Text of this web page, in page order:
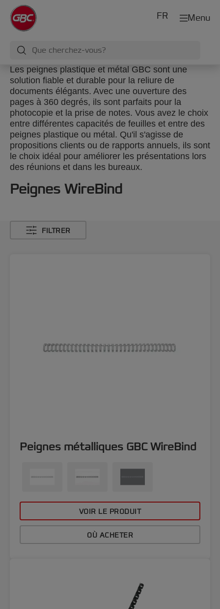
Menu
FR
Les peignes plastique et métal GBC sont une
solution fiable et durable pour la reliure de
documents élégants. Avec une ouverture des
pages à 360 degrés, ils sont parfaits pour la
photocopie et la prise de notes. Vous avez le choix
entre différentes capacités de feuilles et entre des
peignes plastique ou métal. Qu'il s'agisse de
propositions clients ou de rapports annuels, ils sont
le choix idéal pour améliorer les présentations lors
des réunions et dans les bureaux.
Peignes WireBind
FILTRER
Peignes métalliques GBC WireBind
VOIR LE PRODUIT
OÙ ACHETER